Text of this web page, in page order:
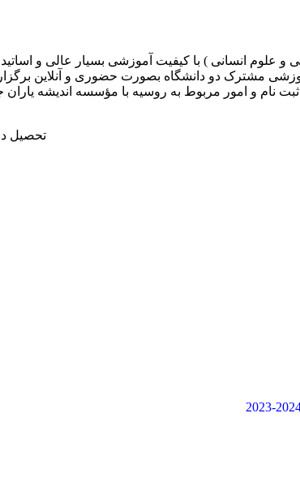
انسانی ) با کیفیت آموزشی بسیار عالی و
مشترک دو دانشگاه بصورت حضوری و آنلاین
نام و امور مربوط به روسیه با مؤسسه اندیشه